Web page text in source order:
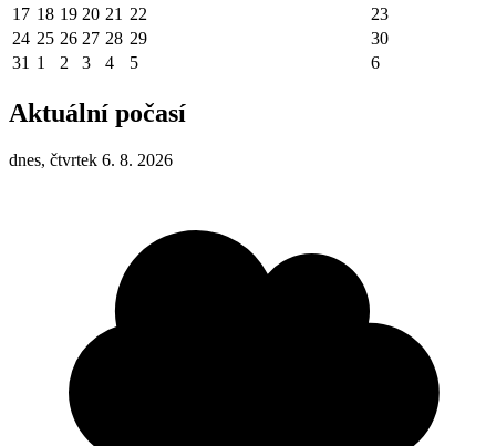
17 18 19 20 21 22
23
24 25 26 27 28 29
30
31 1 2 3 4 5 6
Aktuální počasí
dnes, čtvrtek 6. 8. 2026